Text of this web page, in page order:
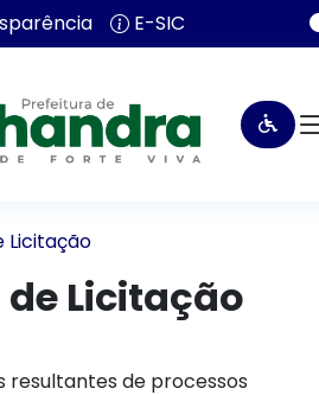
E-SIC
Licitação
Licitação
resultantes de processos